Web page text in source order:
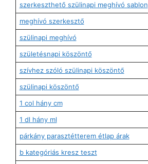
szerkeszthető szülinapi meghívó sablon
meghívó szerkesztő
szülinapi meghívó
születésnapi köszöntő
szívhez szóló szülinapi köszöntő
szülinapi köszöntő
1 col hány cm
1 dl hány ml
párkány parasztétterem étlap árak
b kategóriás kresz teszt